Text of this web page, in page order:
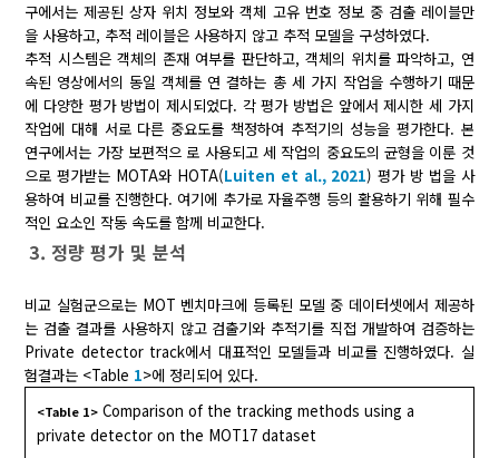
구에서는 제공된 상자 위치 정보와 객체 고유 번호 정보 중 검출 레이블만
을 사용하고, 추적 레이블은 사용하지 않고 추적 모델을 구성하였다.
추적 시스템은 객체의 존재 여부를 판단하고, 객체의 위치를 파악하고, 연
속된 영상에서의 동일 객체를 연 결하는 총 세 가지 작업을 수행하기 때문
에 다양한 평가 방법이 제시되었다. 각 평가 방법은 앞에서 제시한 세 가지
작업에 대해 서로 다른 중요도를 책정하여 추적기의 성능을 평가한다. 본
연구에서는 가장 보편적으 로 사용되고 세 작업의 중요도의 균형을 이룬 것
으로 평가받는 MOTA와 HOTA(Luiten et al., 2021) 평가 방 법을 사
용하여 비교를 진행한다. 여기에 추가로 자율주행 등의 활용하기 위해 필수
적인 요소인 작동 속도를 함께 비교한다.
3. 정량 평가 및 분석
비교 실험군으로는 MOT 벤치마크에 등록된 모델 중 데이터셋에서 제공하
는 검출 결과를 사용하지 않고 검출기와 추적기를 직접 개발하여 검증하는
Private detector track에서 대표적인 모델들과 비교를 진행하였다. 실
험결과는 <Table 1>에 정리되어 있다.
<Table 1> Comparison of the tracking methods using a
private detector on the MOT17 dataset